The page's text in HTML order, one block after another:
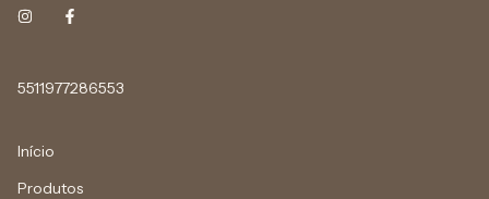
5511977286553
Início
Produtos